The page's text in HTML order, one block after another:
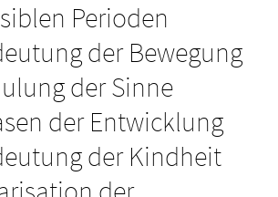
Perioden
der Bewegung
der Sinne
der Entwicklung
der Kindheit